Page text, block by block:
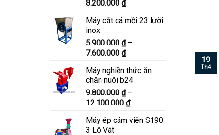
8.900.000 ₫
8.200.000 ₫Khoảng
từ
đến
8.200.000 ₫
Máy cắt cá mồi 23 lưỡi
inox
5.900.000 ₫ –
7.600.000 ₫Khoảng
từ
5.900.000 ₫
đến
7.600.000 ₫
Máy nghiền thức ăn
chăn nuôi b24
9.800.000 ₫ –
12.100.000 ₫Khoảng
từ
Máy ép cám viên S190
3 Lô Vát
19
Th4